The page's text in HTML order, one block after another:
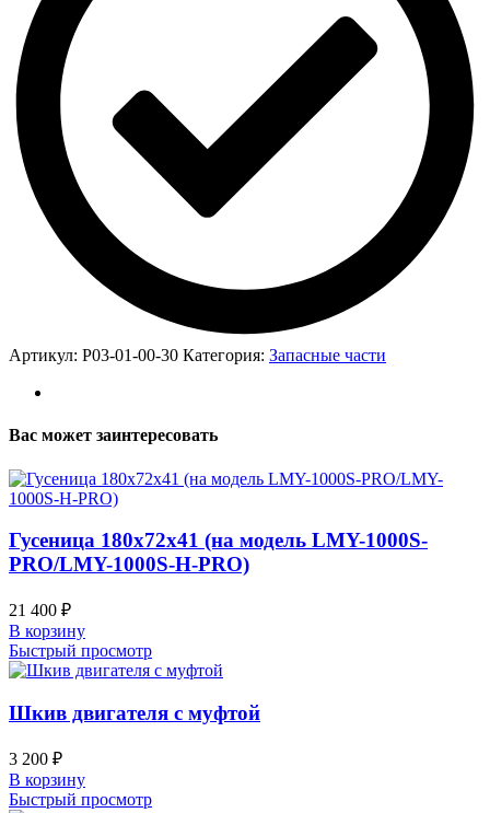
Артикул: Р03-01-00-30 Категория: Запасные части
Вас может заинтересовать
Гусеница 180х72х41 (на модель LMY-1000S-
PRO/LMY-1000S-H-PRO)
21 400 ₽
В корзину
Быстрый просмотр
Шкив двигателя с муфтой
3 200 ₽
В корзину
Быстрый просмотр